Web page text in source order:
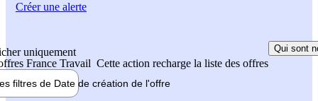
uniquement
France Travail Cette action recharge la liste des offres
Qui sont
filtres de Date de création de l'offre
Créer une alerte